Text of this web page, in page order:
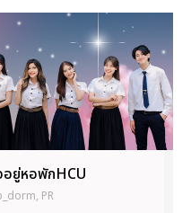
อยู่หอพักHCU
, PR